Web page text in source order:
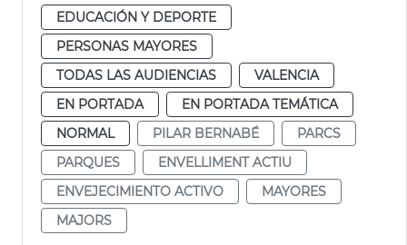
EDUCACIÓN Y DEPORTE
PERSONAS MAYORES
TODAS LAS AUDIENCIAS
VALENCIA
EN PORTADA
EN PORTADA TEMÁTICA
NORMAL
PILAR BERNABÉ
PARCS
PARQUES
ENVELLIMENT ACTIU
ENVEJECIMIENTO ACTIVO
MAYORES
MAJORS